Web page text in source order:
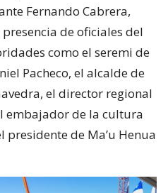
Fernando Cabrera,
de oficiales del
como el seremi de
Pacheco, el alcalde de
el director regional
embajador de la cultura
presidente de Ma’u Henua